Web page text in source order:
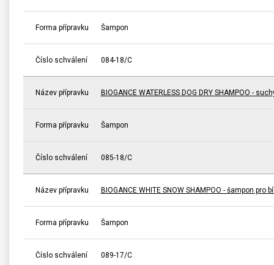
Forma přípravku Šampon
Číslo schválení 084-18/C
Název přípravku BIOGANCE WATERLESS DOG DRY SHAMPOO -
Forma přípravku Šampon
Číslo schválení 085-18/C
Název přípravku BIOGANCE WHITE SNOW SHAMPOO - šampon pro
Forma přípravku Šampon
Číslo schválení 089-17/C